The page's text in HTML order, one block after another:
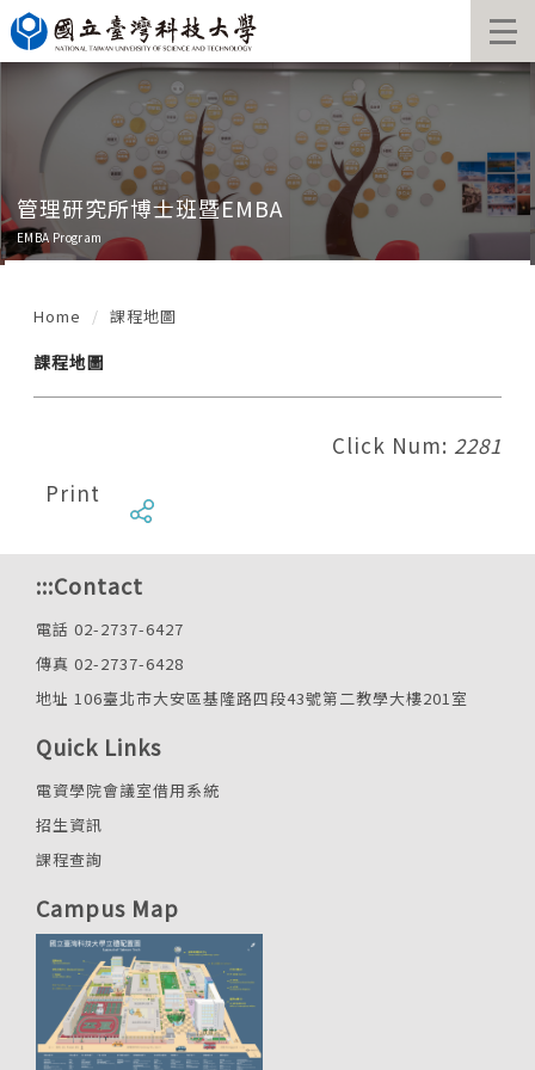
Jump
to
the
content
block
管理研究所博士班暨EMBA
EMBA Program
Home 課程地圖
課程地圖
Click Num: 2281
Print
:::Contact
電話 02-2737-6427
傳真 02-2737-6428
地址 106臺北市大安區基隆路四段43號第二教學大樓201室
Quick Links
電資學院會議室借用系統
招生資訊
課程查詢
Campus Map